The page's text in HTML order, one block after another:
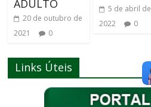
ADULTO
20 de outubro de
2021
0
5 de abril de
2022
0
Links Úteis